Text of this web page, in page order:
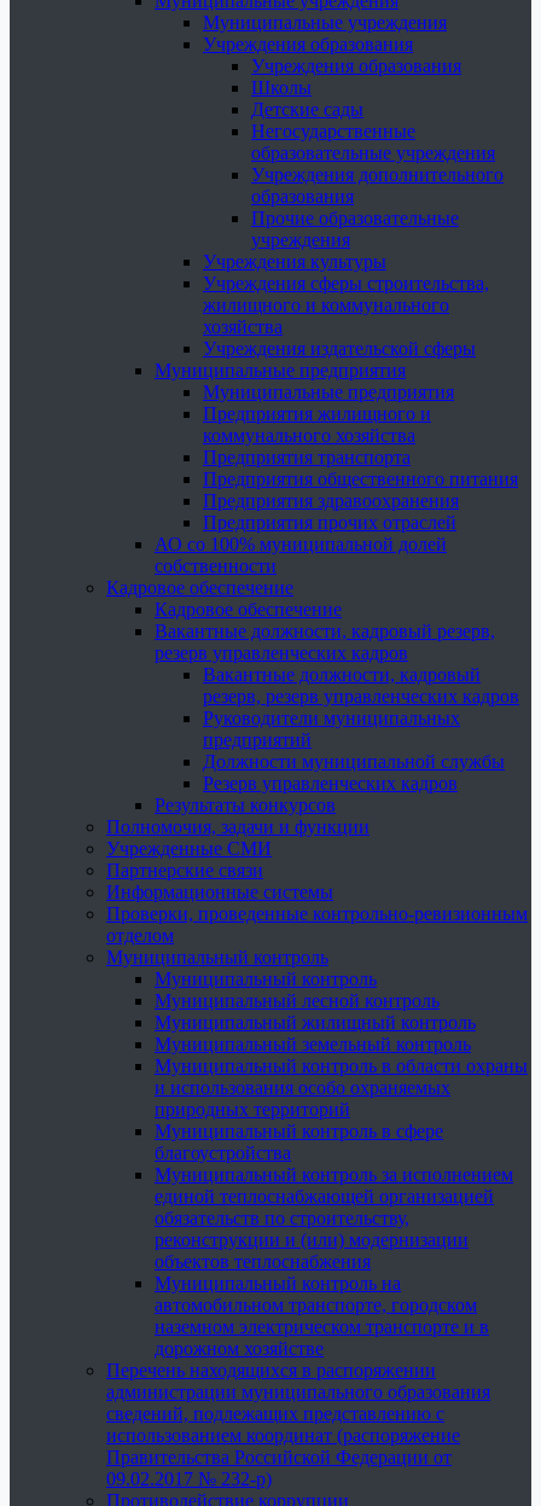
Муниципальные учреждения
Учреждения образования
Учреждения образования
Школы
Детские сады
Негосударственные
образовательные учреждения
Учреждения дополнительного
образования
Прочие образовательные
учреждения
Учреждения культуры
Учреждения сферы строительства,
жилищного и коммунального
хозяйства
Учреждения издательской сферы
Муниципальные предприятия
Муниципальные предприятия
Предприятия жилищного и
коммунального хозяйства
Предприятия транспорта
Предприятия общественного питания
Предприятия здравоохранения
Предприятия прочих отраслей
АО со 100% муниципальной долей
собственности
Кадровое обеспечение
Кадровое обеспечение
Вакантные должности, кадровый резерв,
резерв управленческих кадров
Вакантные должности, кадровый
резерв, резерв управленческих кадров
Руководители муниципальных
предприятий
Должности муниципальной службы
Резерв управленческих кадров
Результаты конкурсов
Полномочия, задачи и функции
Учрежденные СМИ
Партнерские связи
Информационные системы
Проверки, проведенные контрольно-ревизионным
отделом
Муниципальный контроль
Муниципальный контроль
Муниципальный лесной контроль
Муниципальный жилищный контроль
Муниципальный земельный контроль
Муниципальный контроль в области охраны
и использования особо охраняемых
природных территорий
Муниципальный контроль в сфере
благоустройства
Муниципальный контроль за исполнением
единой теплоснабжающей организацией
обязательств по строительству,
реконструкции и (или) модернизации
объектов теплоснабжения
Муниципальный контроль на
автомобильном транспорте, городском
наземном электрическом транспорте и в
дорожном хозяйстве
Перечень находящихся в распоряжении
администрации муниципального образования
сведений, подлежащих представлению с
использованием координат (распоряжение
Правительства Российской Федерации от
09.02.2017 № 232-р)
Противодействие коррупции